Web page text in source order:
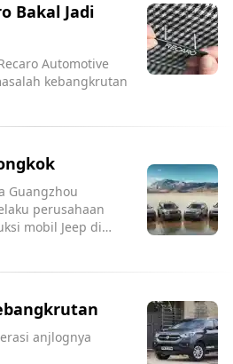
Bakal Jadi
Automotive
kebangkrutan
Guangzhou
perusahaan
mobil Jeep di
anjlognya